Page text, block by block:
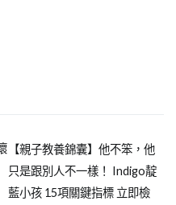
【親子教養錦囊】他不笨，他
只是跟別人不一樣！ Indigo靛
藍小孩 15項關鍵指標 立即檢